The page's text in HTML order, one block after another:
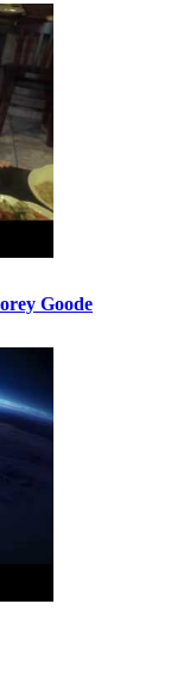
Goode